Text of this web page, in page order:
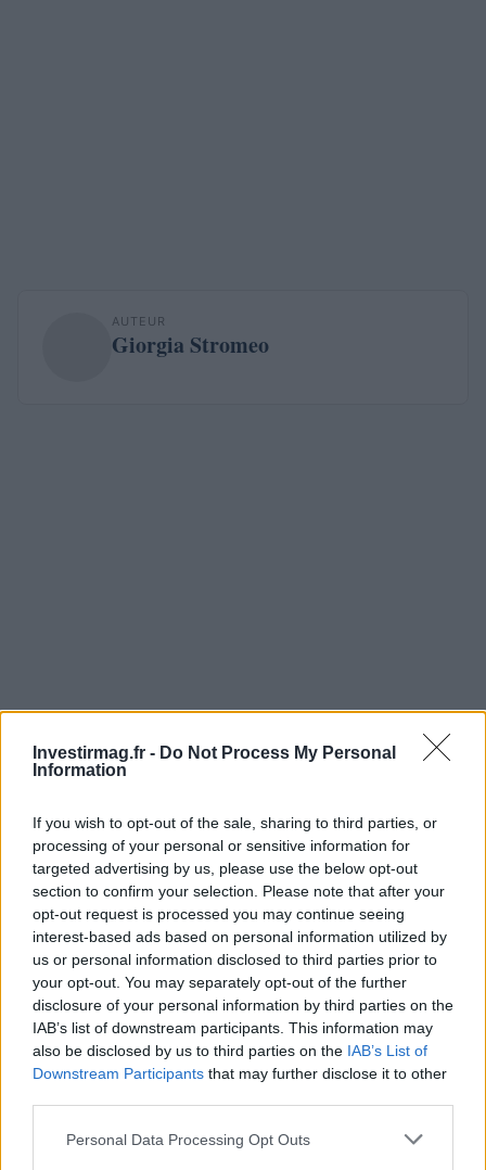
Investirmag.fr - Do Not Process My Personal
Information
If you wish to opt-out of the sale, sharing to third parties, or
processing of your personal or sensitive information for
targeted advertising by us, please use the below opt-out
section to confirm your selection. Please note that after your
opt-out request is processed you may continue seeing
interest-based ads based on personal information utilized by
us or personal information disclosed to third parties prior to
your opt-out. You may separately opt-out of the further
disclosure of your personal information by third parties on the
IAB’s list of downstream participants. This information may
also be disclosed by us to third parties on the IAB’s List of
Downstream Participants that may further disclose it to other
Please note that this website/app uses one or more Google
Personal Data Processing Opt Outs
AUTEUR
Giorgia Stromeo
Continuez la lecture
LA FINANCE